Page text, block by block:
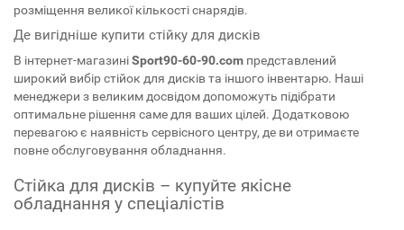
розміщення великої кількості снарядів.
Де вигідніше купити стійку для дисків
В інтернет-магазиніSport90-60-90.com представлений
широкий вибір стійок для дисків та іншого інвентарю. Наші
менеджери з великим досвідом допоможуть підібрати
оптимальне рішення саме для ваших цілей. Додатковою
перевагою є наявність сервісного центру, де ви отримаєте
повне обслуговування обладнання.
Стійка для дисків – купуйте якісне
обладнання у спеціалістів